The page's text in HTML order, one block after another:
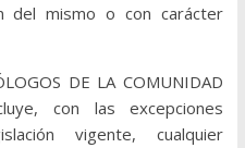
del mismo o con carácter
DE LA COMUNIDAD
con las excepciones
vigente, cualquier